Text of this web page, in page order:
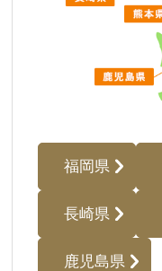
福岡県
長崎県
鹿児島県